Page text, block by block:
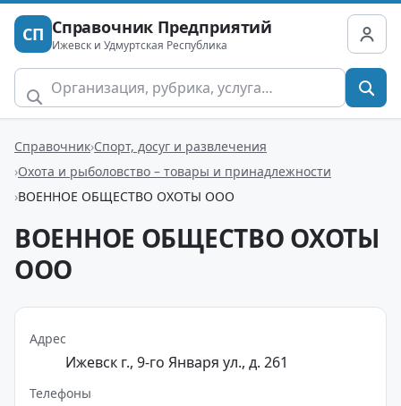
СП Справочник Предприятий
Ижевск и Удмуртская Республика
Справочник Спорт, досуг и развлечения
Охота и рыболовство – товары и принадлежности
ВОЕННОЕ ОБЩЕСТВО ОХОТЫ ООО
ВОЕННОЕ ОБЩЕСТВО ОХОТЫ
ООО
Адрес
Ижевск г., 9-го Января ул., д. 261
Телефоны